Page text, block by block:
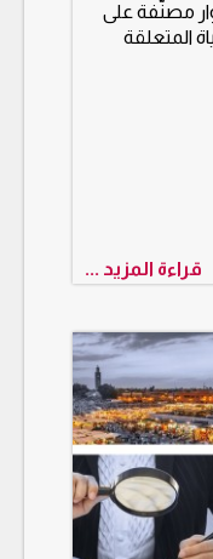
فإن 87% من منطقة الأغوار مصنّفة على
المتعلقة
قراءة المزيد ...